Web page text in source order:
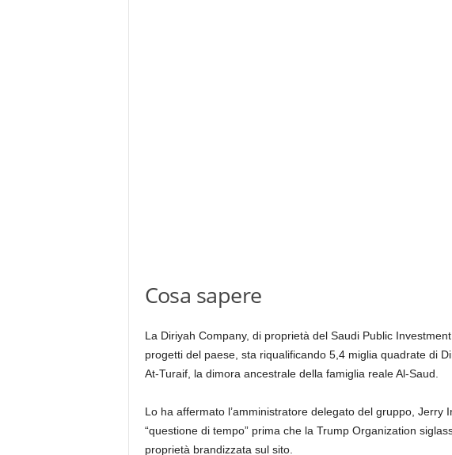
Cosa sapere
La Diriyah Company, di proprietà del Saudi Public
progetti del paese, sta riqualificando 5,4 miglia quadrate di
At-Turaif, la dimora ancestrale della famiglia reale Al-Saud.
Lo ha affermato l’amministratore delegato del gruppo, Jerry
“questione di tempo” prima che la Trump Organization
proprietà brandizzata sul sito.